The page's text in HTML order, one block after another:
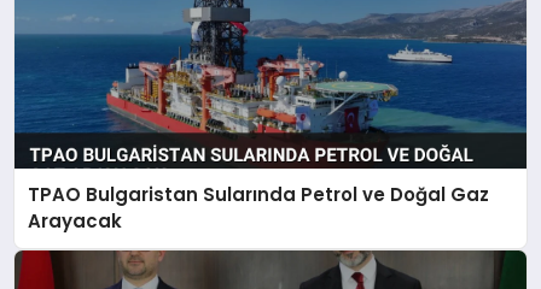
TPAO Bulgaristan Sularında Petrol ve Doğal Gaz
Arayacak